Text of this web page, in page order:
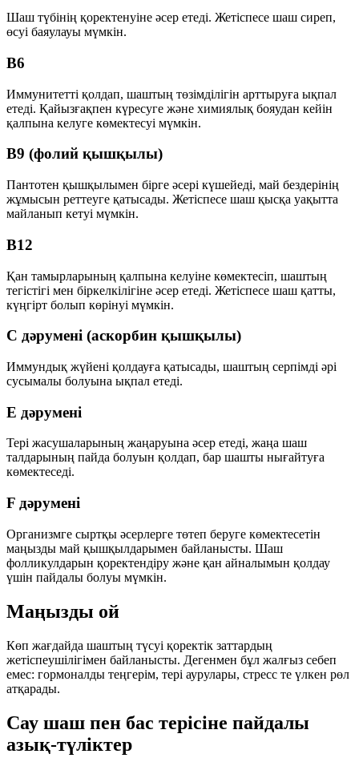
Шаш түбінің қоректенуіне әсер етеді. Жетіспесе шаш сиреп,
өсуі баяулауы мүмкін.
B6
Иммунитетті қолдап, шаштың төзімділігін арттыруға ықпал
етеді. Қайызғақпен күресуге және химиялық бояудан кейін
қалпына келуге көмектесуі мүмкін.
B9 (фолий қышқылы)
Пантотен қышқылымен бірге әсері күшейеді, май бездерінің
жұмысын реттеуге қатысады. Жетіспесе шаш қысқа уақытта
майланып кетуі мүмкін.
B12
Қан тамырларының қалпына келуіне көмектесіп, шаштың
тегістігі мен біркелкілігіне әсер етеді. Жетіспесе шаш қатты,
күңгірт болып көрінуі мүмкін.
C дәрумені (аскорбин қышқылы)
Иммундық жүйені қолдауға қатысады, шаштың серпімді әрі
сусымалы болуына ықпал етеді.
E дәрумені
Тері жасушаларының жаңаруына әсер етеді, жаңа шаш
талдарының пайда болуын қолдап, бар шашты нығайтуға
көмектеседі.
F дәрумені
Организмге сыртқы әсерлерге төтеп беруге көмектесетін
маңызды май қышқылдарымен байланысты. Шаш
фолликулдарын қоректендіру және қан айналымын қолдау
үшін пайдалы болуы мүмкін.
Маңызды ой
Көп жағдайда шаштың түсуі қоректік заттардың
жетіспеушілігімен байланысты. Дегенмен бұл жалғыз себеп
емес: гормоналды теңгерім, тері аурулары, стресс те үлкен рөл
атқарады.
Сау шаш пен бас терісіне пайдалы
азық-түліктер